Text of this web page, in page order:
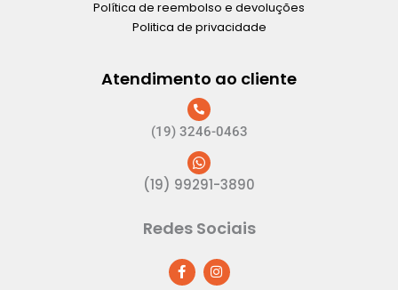
Política de reembolso e devoluções
Politica de privacidade
Atendimento ao cliente
(19) 3246-0463
(19) 99291-3890
Redes Sociais
F
a
I
n